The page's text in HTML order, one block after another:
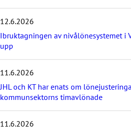
n
a
s
e
n
y
h
e
t
e
12.6.2026
Ibruktagningen av nivålönesystemet i
upp
11.6.2026
JHL och KT har enats om
kommunsektorns timavlönade
11.6.2026